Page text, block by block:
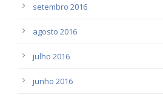
setembro 2016
agosto 2016
julho 2016
junho 2016